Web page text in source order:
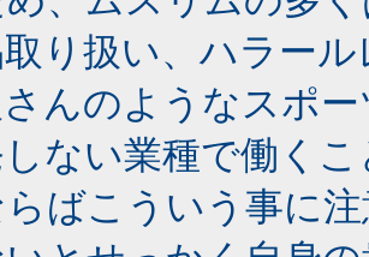
り扱い、ハラー
んのようなスポ
ない業種で働く
らばこういう事に